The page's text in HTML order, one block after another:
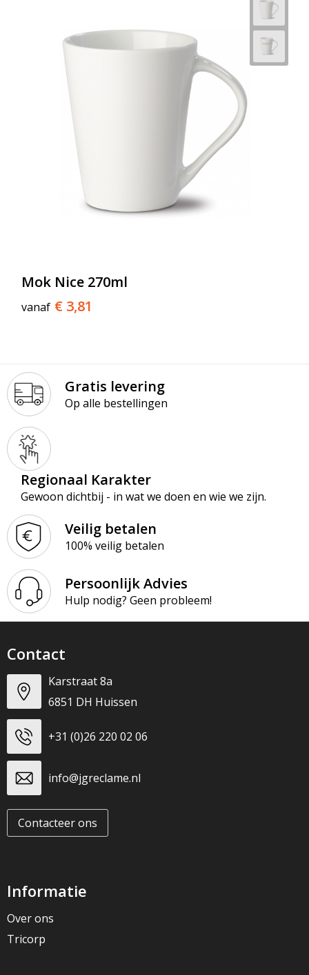
Mok Nice 270ml
vanaf € 3,81
Gratis levering
Op alle bestellingen
Regionaal Karakter
Gewoon dichtbij - in wat we doen en wie we zijn.
Veilig betalen
100% veilig betalen
Persoonlijk Advies
Hulp nodig? Geen probleem!
Contact
Karstraat 8a
6851 DH Huissen
+31 (0)26 220 02 06
info@jgreclame.nl
Contacteer ons
Informatie
Over ons
Tricorp